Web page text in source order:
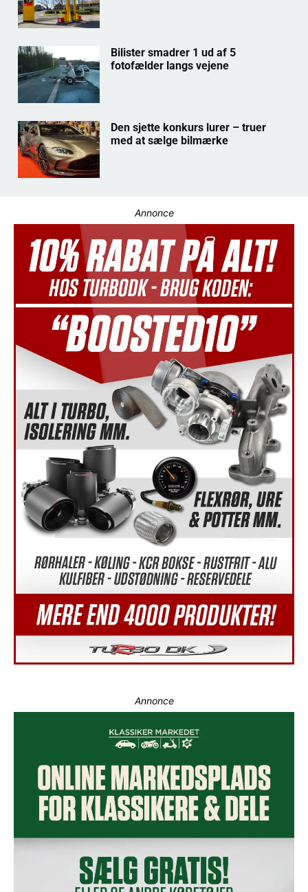
Bilister smadrer 1 ud af 5
fotofælder langs vejene
Den sjette konkurs lurer – truer
med at sælge bilmærke
Annonce
Annonce